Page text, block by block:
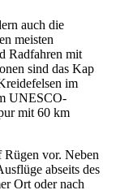
auch die
meisten
Radfahren mit
sind das Kap
im
UNESCO-
mit 60 km
Rügen vor. Neben
abseits des
Ort oder nach